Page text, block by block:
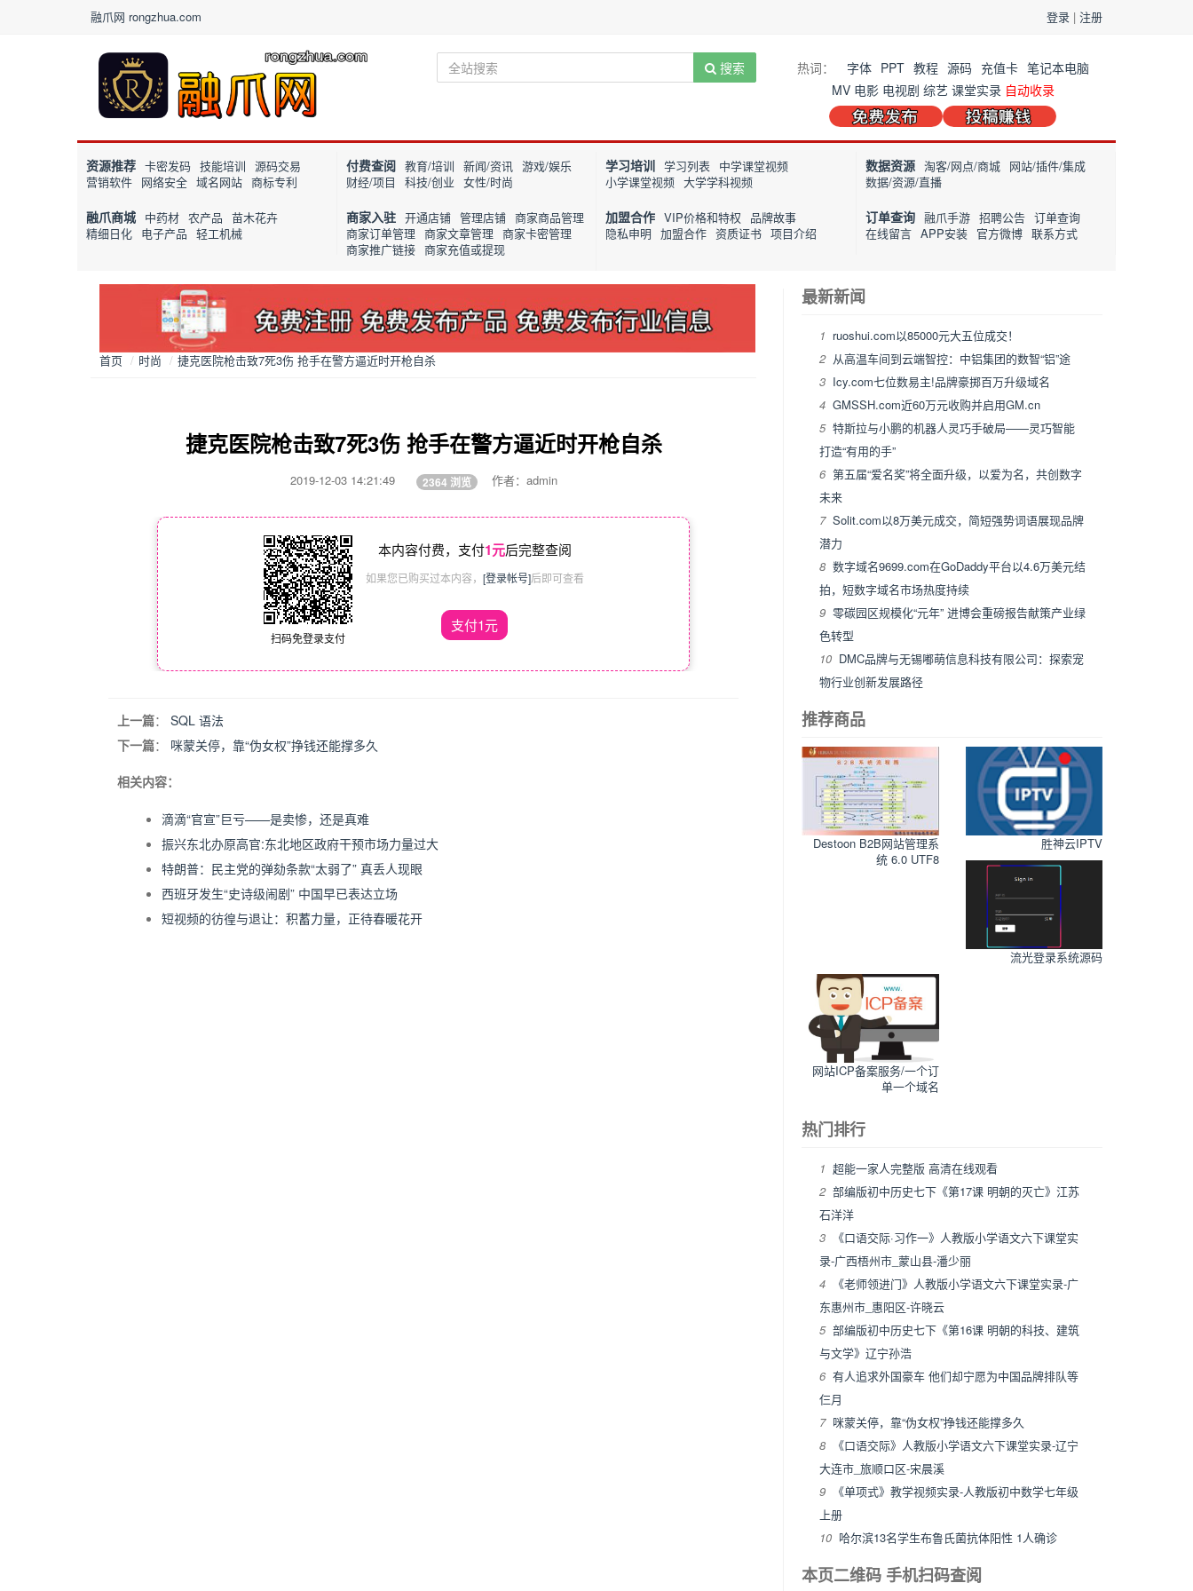
融爪网 rongzhua.com 登录 | 注册
搜索 热词： 字体 PPT 教程 源码 充值卡 笔记本电脑
MV 电影 电视剧 综艺 课堂实录 自动收录
资源推荐 卡密发码 技能培训 源码交易
营销软件 网络安全 域名网站 商标专利
付费查阅 教育/培训 新闻/资讯 游戏/娱乐
财经/项目
科技/创业 女性/时尚
学习培训 学习列表 中学课堂视频
小学课堂视频 大学学科视频
数据资源 淘客/网点/商城
网站/插件/集成
数据/资源/直播
融爪商城 中药材 农产品 苗木花卉
精细日化 电子产品 轻工机械
商家入驻 开通店铺 管理店铺 商家商品管理
商家订单管理 商家文章管理 商家卡密管理
商家推广链接 商家充值或提现
加盟合作 VIP价格和特权
品牌故事
隐私申明 加盟合作 资质证书 项目介绍
订单查询 融爪手游 招聘公告 订单查询
在线留言 APP安装 官方微博 联系方式
首页 / 时尚 / 捷克医院枪击致7死3伤 抢手在警方逼近时开枪自杀
捷克医院枪击致7死3伤 抢手在警方逼近时开枪自杀
2019-12-03 14:21:49 2364 浏览 作者：admin
扫码免登录支付
本内容付费，支付1元后完整查阅
如果您已购买过本内容， [登录帐号]后即可查看
支付1元
上一篇： SQL 语法
下一篇： 咪蒙关停，靠“伪女权”挣钱还能撑多久
相关内容：
滴滴“官宣”巨亏——是卖惨，还是真难
振兴东北办原高官:东北地区政府干预市场力量过大
特朗普：民主党的弹劾条款“太弱了” 真丢人现眼
西班牙发生“史诗级闹剧” 中国早已表达立场
短视频的彷徨与退让：积蓄力量，正待春暖花开
最新新闻
1 ruoshui.com以85000元大五位成交！
2 从高温车间到云端智控：中铝集团的数智“铝”途
3 Icy.com七位数易主!品牌豪掷百万升级域名
4 GMSSH.com近60万元收购并启用GM.cn
5 特斯拉与小鹏的机器人灵巧手破局——灵巧智能
打造“有用的手”
6 第五届“爱名奖”将全面升级，以爱为名，共创数字
未来
7 Solit.com以8万美元成交，简短强势词语展现品牌
潜力
8 数字域名9699.com在GoDaddy平台以4.6万美元结
拍，短数字域名市场热度持续
9 零碳园区规模化“元年” 进博会重磅报告献策产业绿
色转型
10 DMC品牌与无锡嘟萌信息科技有限公司：探索宠
物行业创新发展路径
推荐商品
Destoon B2B网站管理系
统 6.0 UTF8
胜神云IPTV
流光登录系统源码
网站ICP备案服务/一个订
单一个域名
热门排行
1 超能一家人完整版 高清在线观看
2 部编版初中历史七下《第17课 明朝的灭亡》江苏
石洋洋
3
《口语交际·习作一》人教版小学语文六下课堂实
录-广西梧州市_蒙山县-潘少丽
4
《老师领进门》人教版小学语文六下课堂实录-广
东惠州市_惠阳区-许晓云
5 部编版初中历史七下《第16课 明朝的科技、建筑
与文学》辽宁孙浩
6 有人追求外国豪车 他们却宁愿为中国品牌排队等
仨月
7 咪蒙关停，靠“伪女权”挣钱还能撑多久
8
《口语交际》人教版小学语文六下课堂实录-辽宁
大连市_旅顺口区-宋晨溪
9
《单项式》教学视频实录-人教版初中数学七年级
上册
10 哈尔滨13名学生布鲁氏菌抗体阳性 1人确诊
本页二维码 手机扫码查阅